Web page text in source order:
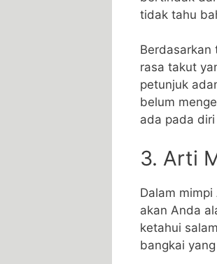
tidak tahu
Berdasarkan
rasa takut
petunjuk
belum
ada pada
3. Arti
Dalam
akan Anda
ketahui
bangkai